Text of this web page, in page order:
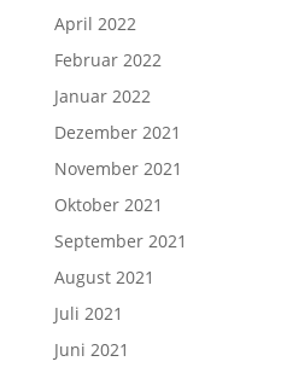
April 2022
Februar 2022
Januar 2022
Dezember 2021
November 2021
Oktober 2021
September 2021
August 2021
Juli 2021
Juni 2021